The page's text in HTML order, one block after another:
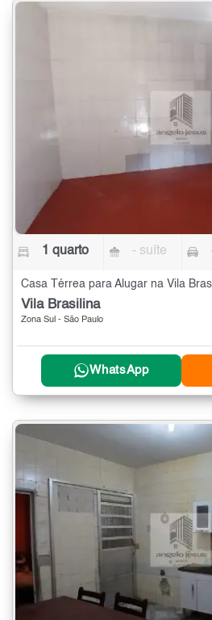
1 quarto - suíte
Casa Térrea para Alugar na Vila
Vila Brasilina
Zona Sul - São Paulo
WhatsApp